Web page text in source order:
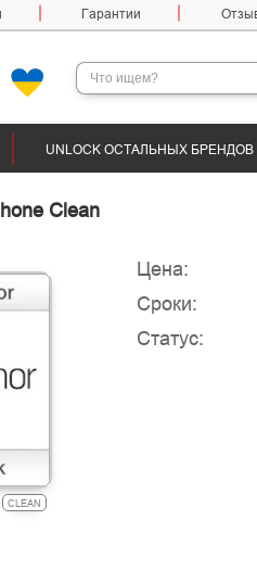
Гарантии
UNLOCK ОСТАЛЬНЫХ БРЕНДОВ
Clean
CLEAN
Цена:
Сроки:
Статус: